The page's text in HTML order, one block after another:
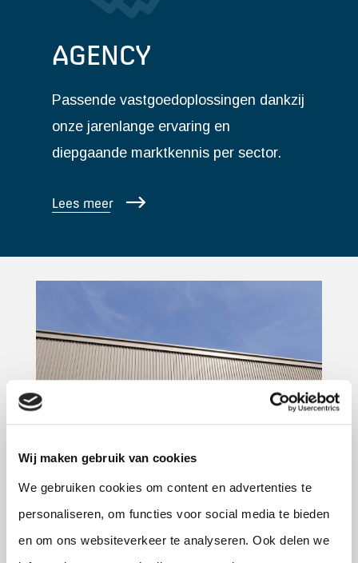
Wij maken gebruik van cookies
We gebruiken cookies om content en advertenties te
personaliseren, om functies voor social media te bieden
en om ons websiteverkeer te analyseren. Ook delen we
AGENCY
Passende vastgoedoplossingen dankzij
onze jarenlange ervaring en
diepgaande marktkennis per sector.
Lees meer